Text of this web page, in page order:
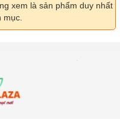
xem là sản phẩm duy nhất